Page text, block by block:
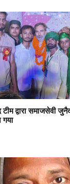
द्वारा समाजसेवी
गया